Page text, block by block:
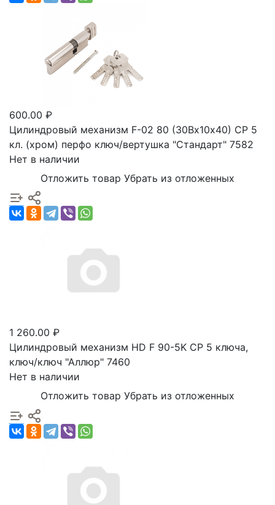
600.00 ₽
Цилиндровый механизм F-02 80 (30Вх10х40) CР 5
кл. (хром) перфо ключ/вертушка "Стандарт" 7582
Нет в наличии
Отложить товар Убрать из отложенных
1 260.00 ₽
Цилиндровый механизм HD F 90-5K CP 5 ключа,
ключ/ключ "Аллюр" 7460
Нет в наличии
Отложить товар Убрать из отложенных